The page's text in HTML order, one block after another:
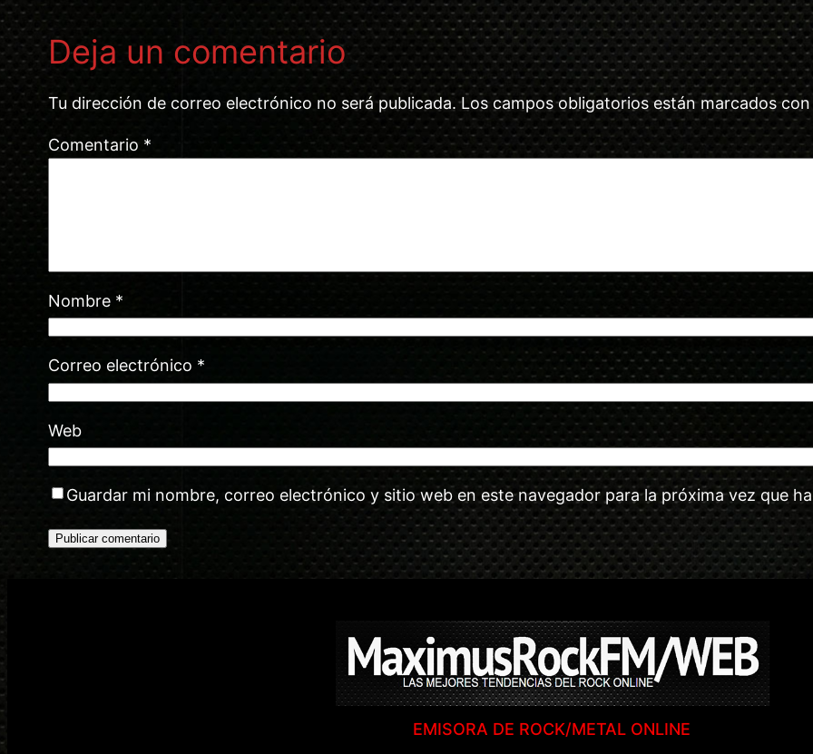
Deja un comentario
Tu dirección de correo electrónico no será publicada. Los campos obligatorios están marcados
Comentario *
Nombre *
Correo electrónico *
Web
Guardar mi nombre, correo electrónico y sitio web en este navegador para la próxima vez que
EMISORA DE ROCK/METAL ONLINE